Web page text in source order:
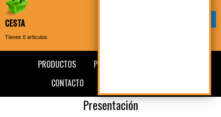
CESTA
Tienes 0articulos
PRODUCTOS PRESENTACIÓN
CONTACTO
Presentación